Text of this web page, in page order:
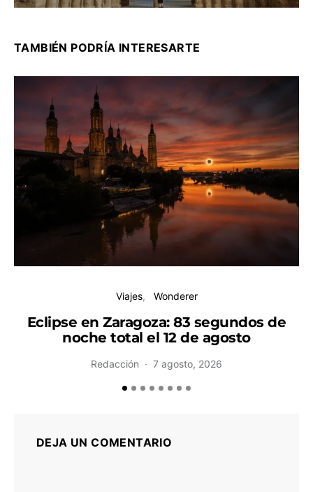
TAMBIÉN PODRÍA INTERESARTE
Viajes Wonderer
Eclipse en Zaragoza: 83 segundos de
noche total el 12 de agosto
Redacción 7 agosto, 2026
DEJA UN COMENTARIO